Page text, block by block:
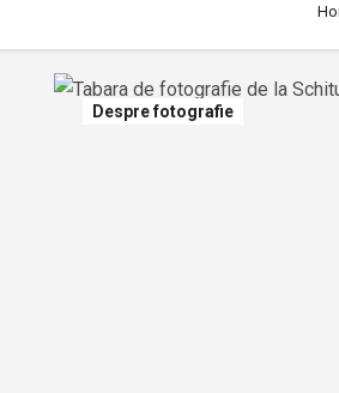
Despre fotografie